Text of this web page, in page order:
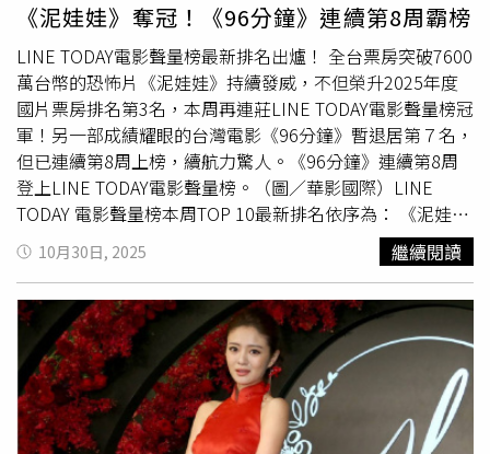
過場景、劇照與拍攝紀錄，帶領觀眾探索電影鏡頭下的城市
風景。展區特別規劃「從臺北出發，登上國際影壇」、「影
像地圖：城市場景與作品紀錄」、「穿越虛實：VR勘景體
驗」及「模擬協拍影像製作體驗」四大主題區塊，讓觀者得
以理解協拍服務在影視產業運作中的角色與貢獻。「從臺北
出發，登上國際影壇」單元主題展出本會投資合拍影視作品
海報，以及台北市電影委員會成立至今的大事記，其中包含
知名國際投資合拍片《96分鐘》、《謎宴》、《黑之牛》、
《五月雪》、《非殺人小說》、《斯卡羅》及《戒指流浪
記》等共22部叫好叫座作品。「影像地圖：城市場景與作品
紀錄」單元主題將揭密劇組在台北拍攝的十大熱門場景以及
近期熱門影視作品拍攝場地紀錄，展出的珍貴協拍資料包含
奧斯卡金像獎最佳導演馬丁·史柯西斯《沉默》、法國國際
大導演盧貝松《LUCY》及監製的《台北追緝令》、破億票
房國片《96分鐘》、《那些年，我們一起追的女孩》、《我
的少女時代》、《角頭-浪流連》、《關於我和鬼變成家人
《泥娃娃》奪冠！《96分鐘》連續第8周霸榜
LINE TODAY電影聲量榜最新排名出爐！ 全台票房突破7600
萬台幣的恐怖片《泥娃娃》持續發威，不但榮升2025年度
國片票房排名第3名，本周再連莊LINE TODAY電影聲量榜冠
軍！另一部成績耀眼的台灣電影《96分鐘》暫退居第７名，
但已連續第8周上榜，續航力驚人。《96分鐘》連續第8周
登上LINE TODAY電影聲量榜。（圖／華影國際）LINE
TODAY 電影聲量榜本周TOP 10最新排名依序為： 《泥娃
娃》、《捍衛天使》、《劇場版『鏈鋸人 蕾潔篇』》、
《創：戰神》、《吊鬼祭》、《國寶》、《96分鐘》、《國
寶風暴》、《ONE IN A MILL10N》、《劇場版「鬼滅之
刃」無限城篇 第一章 猗窩座再襲》。在本周十大榜上，恐
怖驚悚、大場面動作片及動畫電影，為三大熱門類型；日本
文藝電影《國寶》則異軍突起，上周上映即攻占第６名。
LINE TODAY電影聲量榜前十名。（圖／LINE TODAY提供）
《泥娃娃》被譽為在《咒》之後近三年最佳台灣恐怖片，
10月30日, 2025 繼續閱讀